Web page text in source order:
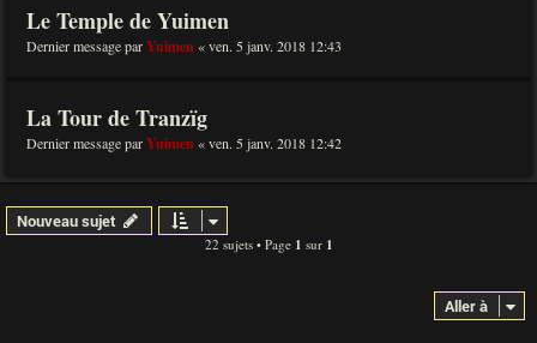
Le Temple de Yuimen
Dernier message parYuimen «ven. 5 janv. 2018 12:43
La Tour de Tranzïg
Dernier message parYuimen «ven. 5 janv. 2018 12:42
Nouveau sujet
22 sujets • Page 1 sur 1
Aller à